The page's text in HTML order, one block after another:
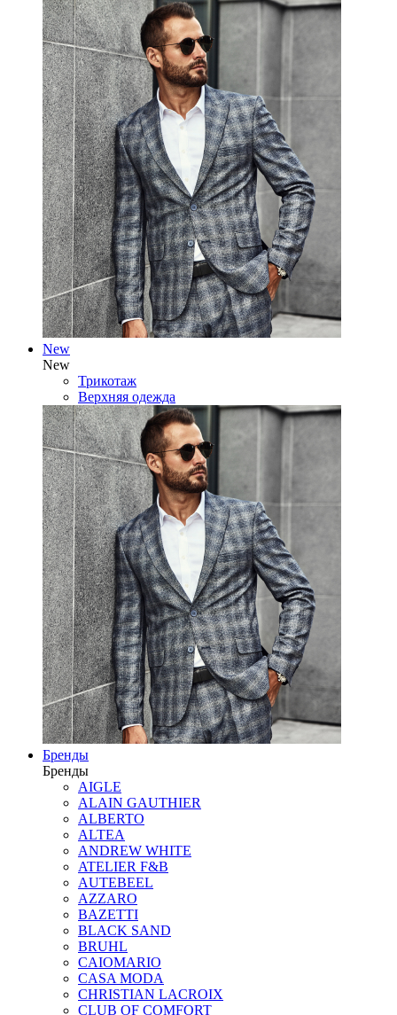
New
New
Трикотаж
Верхняя одежда
Бренды
Бренды
AIGLE
ALAIN GAUTHIER
ALBERTO
ALTEA
ANDREW WHITE
ATELIER F&B
AUTEBEEL
AZZARO
BAZETTI
BLACK SAND
BRUHL
CAIOMARIO
CASA MODA
CHRISTIAN LACROIX
CLUB OF COMFORT